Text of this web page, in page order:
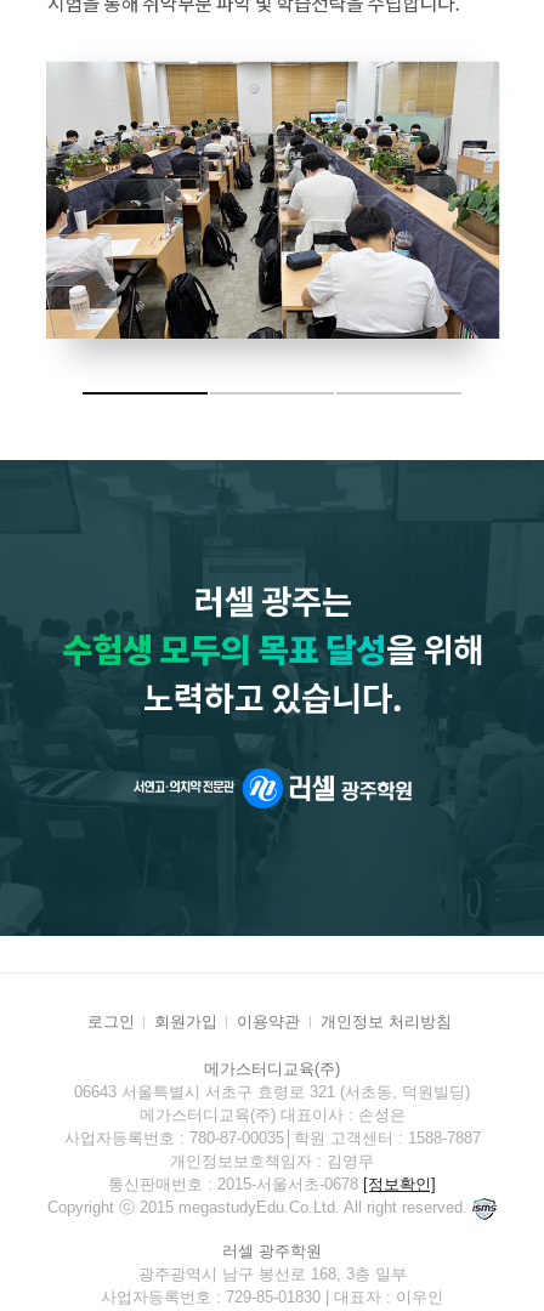
로그인 회원가입 이용약관 개인정보 처리방침
메가스터디교육(주)
06643 서울특별시 서초구 효령로 321 (서초동, 덕원빌딩)
메가스터디교육(주) 대표이사 : 손성은
사업자등록번호 : 780-87-00035│학원 고객센터 : 1588-7887
개인정보보호책임자 : 김영무
통신판매번호 : 2015-서울서초-0678 [정보확인]
Copyright ⓒ 2015 megastudyEdu.Co.Ltd. All right reserved.
러셀 광주학원
광주광역시 남구 봉선로 168, 3층 일부
사업자등록번호 : 729-85-01830 | 대표자 : 이우인